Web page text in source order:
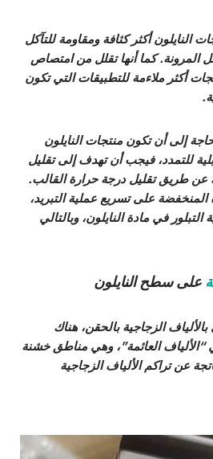
النايلون أكثر كثافة ومقاومة للتآكل
المرونة. كما أنها تقلل من امتصاص
أكثر ملاءمة للتطبيقات التي تكون
إلى أن تكون منتجات النايلون
للتمدد، فيجب أن تهدف إلى تقليل
عن طريق تقليل درجة حرارة القالب.
على تسريع عملية التبريد،
في مادة النايلون، وبالتالي
على سطح النايلون
الزجاجية بالحقن، هناك
“الألياف العائمة”، وهي مناطق خشنة
عن تراكم الألياف الزجاجية